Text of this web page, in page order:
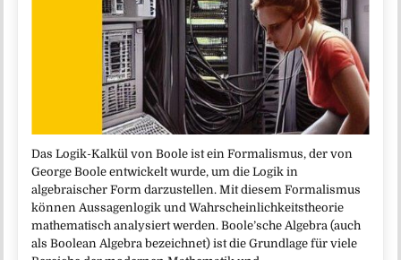
Das Logik-Kalkül von Boole ist ein Formalismus, der von
George Boole entwickelt wurde, um die Logik in
algebraischer Form darzustellen. Mit diesem Formalismus
können Aussagenlogik und Wahrscheinlichkeitstheorie
mathematisch analysiert werden. Boole’sche Algebra (auch
als Boolean Algebra bezeichnet) ist die Grundlage für viele